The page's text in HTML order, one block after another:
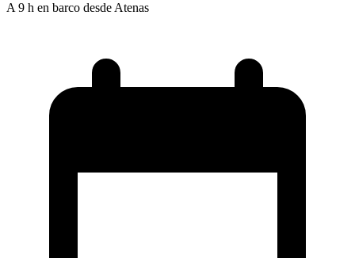
A 9 h en barco desde Atenas